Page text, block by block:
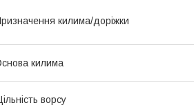
килима/доріжки
килима
ворсу